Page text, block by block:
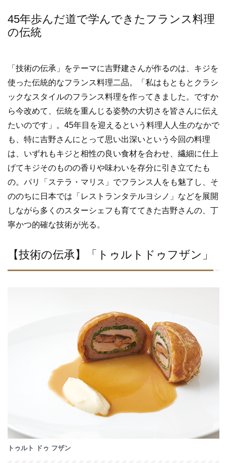
45年歩んだ道で学んできたフランス料理
の伝統
「技術の伝承」をテーマに吉野建さんが作るのは、キジを
使った伝統的なフランス料理二品。「私はもともとクラシ
ックなスタイルのフランス料理を作ってきました。ですか
ら今改めて、伝統を重んじる姿勢の大切さを皆さんに伝え
たいのです」。45年目を迎えるという料理人人生のなかで
も、特に吉野さんにとって思い出深いという今回の料理
は、いずれもキジと相性の良い食材を合わせ、繊細に仕上
げてキジそのものの香りや味わいを存分に引き立てたも
の。パリ「ステラ・マリス」でフランス人をも魅了し、そ
ののちに日本では「レストランタテルヨシノ」などを展開
しながら多くのスターシェフも育ててきた吉野さんの、丁
寧かつ的確な技術が光る。
【技術の伝承】「トゥルトドゥフザン」
トゥルト ドゥ フザン